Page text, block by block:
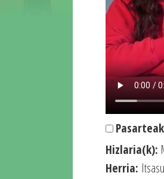
Hizlaria(k):
Herria: